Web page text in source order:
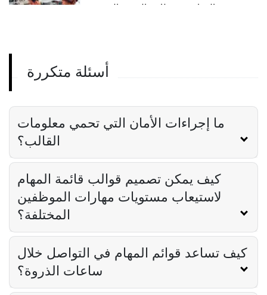
دور متتبع المهام في مطاعم الخدمة السريعة
قالب قائمة التحقق
Lila Westwood Nov 23, 2023
أسئلة متكررة
ما إجراءات الأمان التي تحمي معلومات
القالب؟
كيف يمكن تصميم قوالب قائمة المهام
لاستيعاب مستويات مهارات الموظفين
المختلفة؟
كيف تساعد قوائم المهام في التواصل خلال
ساعات الذروة؟